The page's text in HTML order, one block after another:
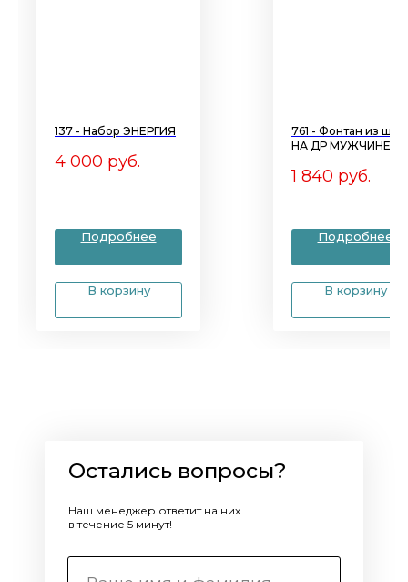
137 - Набор ЭНЕРГИЯ
4 000 руб.
Подробнее
В корзину
761 - Фонтан из
НА ДР МУЖЧИНЕ
1 840 руб.
Подробнее
В корзину
Остались вопросы?
Наш менеджер ответит на них
в течение 5 минут!